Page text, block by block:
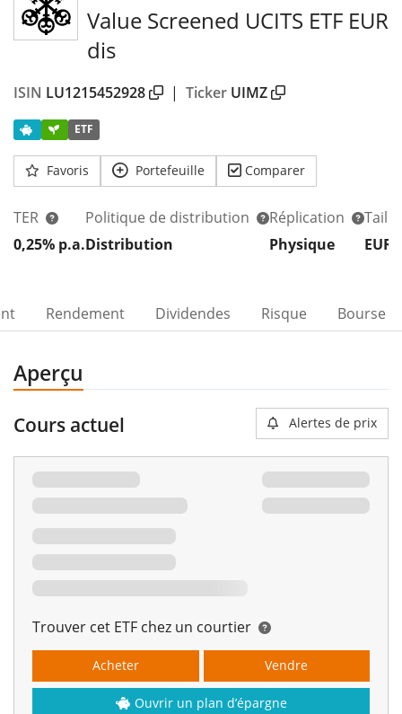
Value Screened UCITS ETF EUR
dis
ISIN LU1215452928 | Ticker UIMZ
ETF
Favoris Portefeuille Comparer
TER
0,25% p.a.
Politique de distribution
Distribution
Réplication
Physique
EUR
Rendement Dividendes Risque Bourse
Aperçu
Cours actuel Alertes de prix
Trouver cet ETF chez un courtier
Acheter Vendre
Ouvrir un plan d’épargne